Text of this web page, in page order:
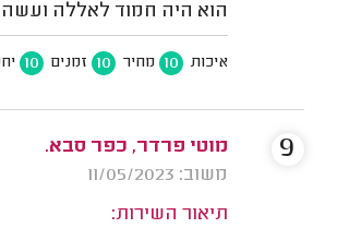
הוא היה חמוד לאללה
איכות 10 מחיר 10 זמנים 10
מוטי פרדר, כפר סבא.
משוב: 11/05/2023
תיאור השירות:
9